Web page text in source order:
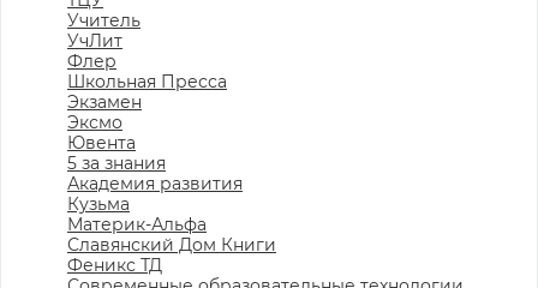
Учитель
УчЛит
Флер
Школьная Пресса
Экзамен
Эксмо
Ювента
5 за знания
Академия развития
Кузьма
Материк-Альфа
Славянский Дом Книги
Феникс ТД